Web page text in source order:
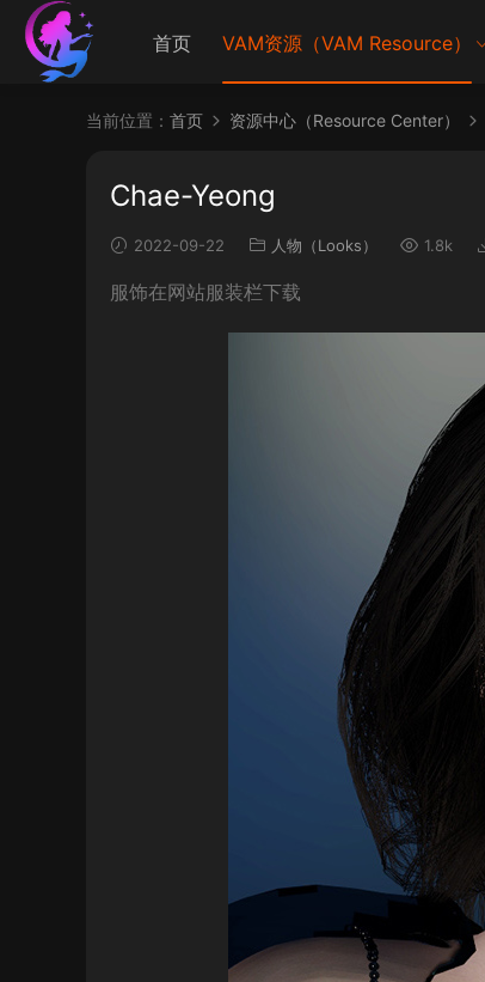
首页 VAM资源（VAM Resource）
当前位置： 首页 资源中心（Resource Center）
Chae-Yeong
2022-09-22 人物（Looks） 1.8k
服饰在网站服装栏下载